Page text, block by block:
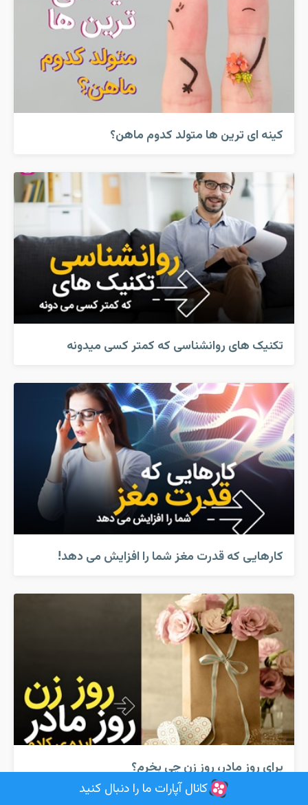
کینه ای ترین ها متولد کدوم ماهن؟
تکنیک های روانشناسی که کمتر کسی میدونه
کارهایی که قدرت مغز شما را افزایش می دهد!
برای روز مادر، روز زن چی بخرم؟
کانال آپارات ما را دنبال کنید